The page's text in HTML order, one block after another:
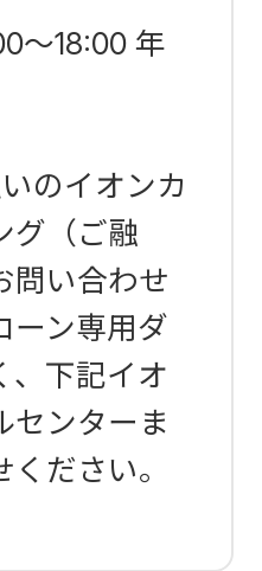
～18:00 年
のイオンカ
グ（ご融
問い合わせ
ーン専用ダ
、下記イオ
センターま
ださい。